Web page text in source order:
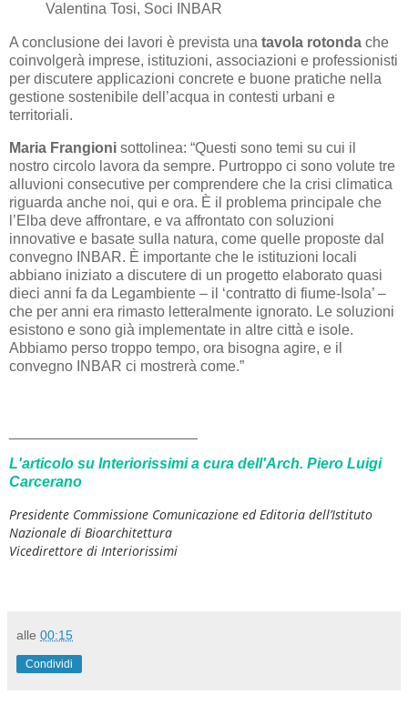
Valentina Tosi, Soci INBAR
A conclusione dei lavori è prevista una tavola rotonda che
coinvolgerà imprese, istituzioni, associazioni e professionisti
per discutere applicazioni concrete e buone pratiche nella
gestione sostenibile dell’acqua in contesti urbani e
territoriali.
Maria Frangioni sottolinea: “Questi sono temi su cui il
nostro circolo lavora da sempre. Purtroppo ci sono volute tre
alluvioni consecutive per comprendere che la crisi climatica
riguarda anche noi, qui e ora. È il problema principale che
l’Elba deve affrontare, e va affrontato con soluzioni
innovative e basate sulla natura, come quelle proposte dal
convegno INBAR. È importante che le istituzioni locali
abbiano iniziato a discutere di un progetto elaborato quasi
dieci anni fa da Legambiente – il ‘contratto di fiume-Isola’ –
che per anni era rimasto letteralmente ignorato. Le soluzioni
esistono e sono già implementate in altre città e isole.
Abbiamo perso troppo tempo, ora bisogna agire, e il
convegno INBAR ci mostrerà come.”
L'articolo su Interiorissimi a cura dell'Arch. Piero Luigi
Carcerano
Presidente Commissione Comunicazione ed Editoria dell’Istituto
Nazionale di Bioarchitettura
Vicedirettore di Interiorissimi
alle 00:15
Condividi